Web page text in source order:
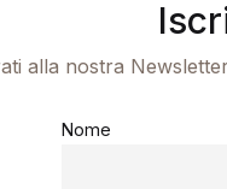
alla nostra
Nome